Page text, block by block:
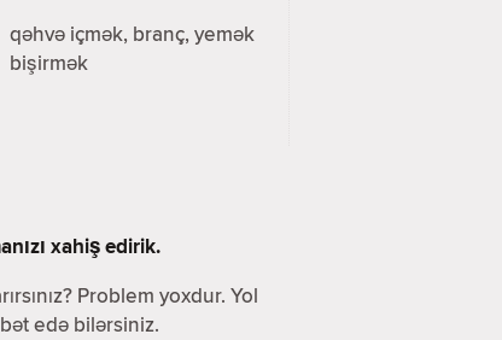
qəhvə içmək, branç, yemək
bişirmək
xahiş edirik.
Problem yoxdur. Yol
edə bilərsiniz.